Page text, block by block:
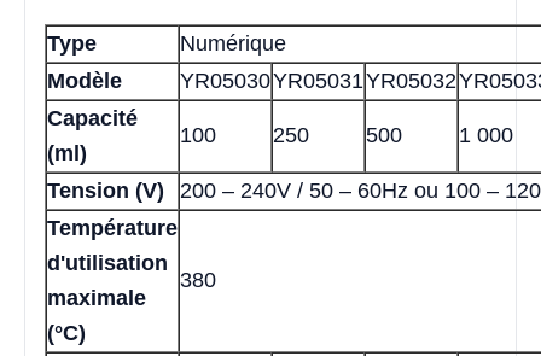
Type
Numérique
Modèle
YR05030YR05031YR05032
Capacité
(ml)
100 250 500 1 000
Tension (V)
200 – 240V / 50 – 60Hz ou 100 –
Température
d'utilisation
maximale
(°C)
380